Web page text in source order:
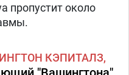
пропустит около
КЭПИТАЛЗ